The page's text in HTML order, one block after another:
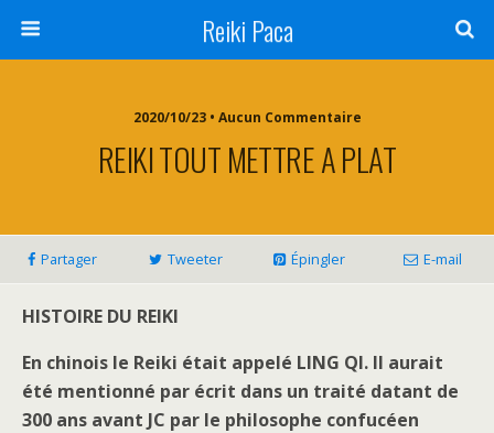
Reiki Paca
2020/10/23 • Aucun Commentaire
REIKI TOUT METTRE A PLAT
Partager Tweeter Épingler E-mail
HISTOIRE DU REIKI
En chinois le Reiki était appelé LING QI. Il aurait
été mentionné par écrit dans un traité datant de
300 ans avant JC par le philosophe confucéen